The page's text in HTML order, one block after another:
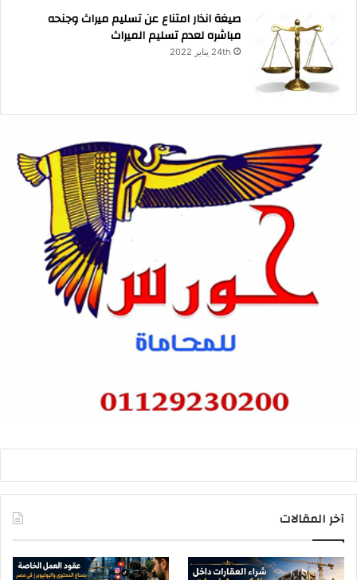
صيغة انذار امتناع عن تسليم ميراث وجنحه
مباشره لعدم تسليم الميراث
24th يناير 2022
آخر المقالات